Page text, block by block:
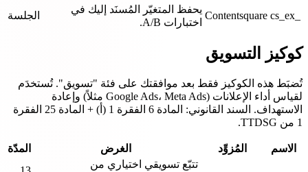
Contentsquare
يحفظ المتغيّر المُسنَد إليك في
اختبارات A/B.
الجلسة
كوكيز التسويق
تُضبَط هذه الكوكيز فقط بعد موافقتك على فئة "تسويق". تُستخدَم
لقياس أداء الإعلانات (Google Ads، Meta Ads مثلاً) وإعادة
الاستهداف. السند القانوني: المادة 6 الفقرة 1 (أ) + المادة 25 الفقرة
1 من TTDSG.
الاسم المُزوِّد الغرض المدّة
تتبّع تسويقي اختياري من